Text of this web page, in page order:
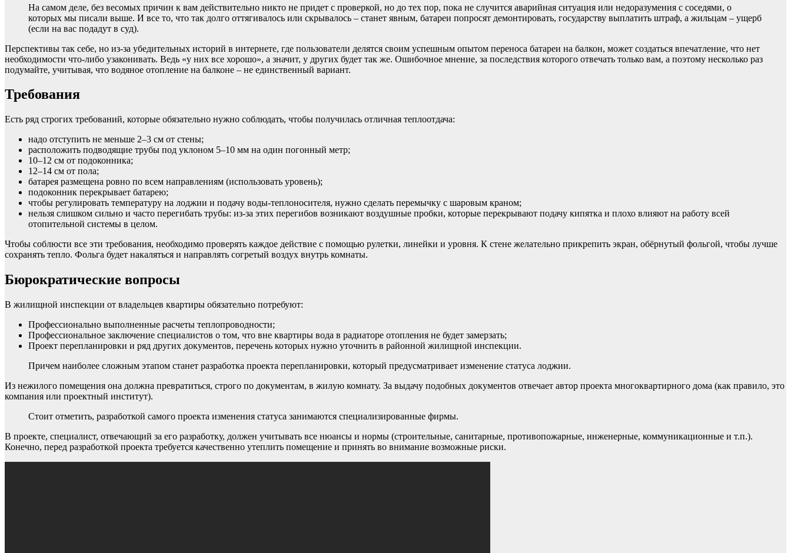
На самом деле, без весомых причин к вам действительно никто не придет с проверкой, но до тех пор, пока не случится аварийная ситуация или недоразумения с соседями, о
которых мы писали выше. И все то, что так долго оттягивалось или скрывалось – станет явным, батареи попросят демонтировать, государству выплатить штраф, а жильцам – ущерб
(если на вас подадут в суд).
Перспективы так себе, но из-за убедительных историй в интернете, где пользователи делятся своим успешным опытом переноса батареи на балкон, может создаться впечатление, что нет
необходимости что-либо узаконивать. Ведь «у них все хорошо», а значит, у других будет так же. Ошибочное мнение, за последствия которого отвечать только вам, а поэтому несколько раз
подумайте, учитывая, что водяное отопление на балконе – не единственный вариант.
Требования
Есть ряд строгих требований, которые обязательно нужно соблюдать, чтобы получилась отличная теплоотдача:
надо отступить не меньше 2–3 см от стены;
расположить подводящие трубы под уклоном 5–10 мм на один погонный метр;
10–12 см от подоконника;
12–14 см от пола;
батарея размещена ровно по всем направлениям (использовать уровень);
подоконник перекрывает батарею;
чтобы регулировать температуру на лоджии и подачу воды-теплоносителя, нужно сделать перемычку с шаровым краном;
нельзя слишком сильно и часто перегибать трубы: из-за этих перегибов возникают воздушные пробки, которые перекрывают подачу кипятка и плохо влияют на работу всей
отопительной системы в целом.
Чтобы соблюсти все эти требования, необходимо проверять каждое действие с помощью рулетки, линейки и уровня. К стене желательно прикрепить экран, обёрнутый фольгой, чтобы лучше
сохранять тепло. Фольга будет накаляться и направлять согретый воздух внутрь комнаты.
Бюрократические вопросы
В жилищной инспекции от владельцев квартиры обязательно потребуют:
Профессионально выполненные расчеты теплопроводности;
Профессиональное заключение специалистов о том, что вне квартиры вода в радиаторе отопления не будет замерзать;
Проект перепланировки и ряд других документов, перечень которых нужно уточнить в районной жилищной инспекции.
Причем наиболее сложным этапом станет разработка проекта перепланировки, который предусматривает изменение статуса лоджии.
Из нежилого помещения она должна превратиться, строго по документам, в жилую комнату. За выдачу подобных документов отвечает автор проекта многоквартирного дома (как правило, это
компания или проектный институт).
Стоит отметить, разработкой самого проекта изменения статуса занимаются специализированные фирмы.
В проекте, специалист, отвечающий за его разработку, должен учитывать все нюансы и нормы (строительные, санитарные, противопожарные, инженерные, коммуникационные и т.п.).
Конечно, перед разработкой проекта требуется качественно утеплить помещение и принять во внимание возможные риски.